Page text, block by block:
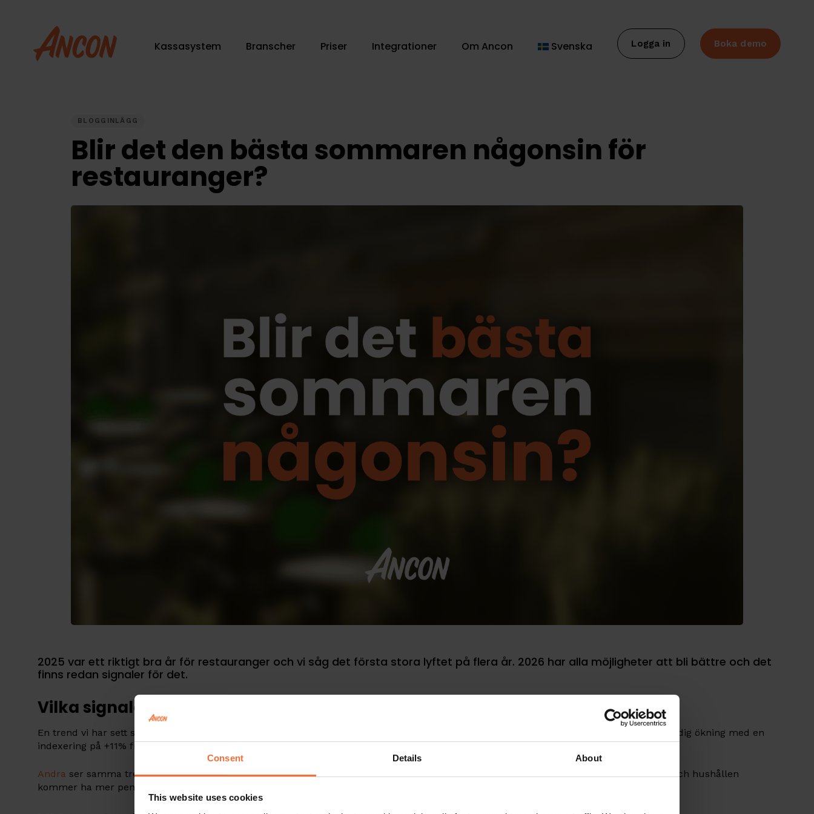
Consent Details About
This website uses cookies
primary
navigation
Skip
Kassasystem Branscher Priser Integrationer Om Ancon Svenska Logga in Boka demo
BLOGGINLÄGG
Blir det den bästa sommaren någonsin för
restauranger?
2025 var ett riktigt bra år för restauranger och vi såg det första stora lyftet på flera år. 2026 har alla möjligheter att bli bättre och det
finns redan signaler för det.
Vilka signaler ser vi?
En trend vi har sett sedan början av året är en ökning på besök och omsättningen hos våra restauranger. På
kan vi se en stadig ökning med en
indexering på +11% från samma period från förra året.
Andra ser samma trend, flera källor visar att konsumtionen i allmänhet ökar. Samtidigt som Bnp-tillväxten ökar ytterligare under 2026 och hushållen
kommer ha mer pengar över, som de kan spendera på restaurangbesök.